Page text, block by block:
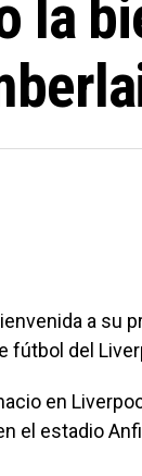
la
a su
fútbol del
en
el estadio